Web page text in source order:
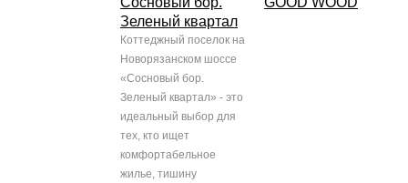
Зеленый квартал
Коттеджный поселок на
Новорязанском шоссе
«Сосновый бор.
Зеленый квартал» - это
идеальный выбор для
тех, кто ищет
комфортабельное
жилье, тишину